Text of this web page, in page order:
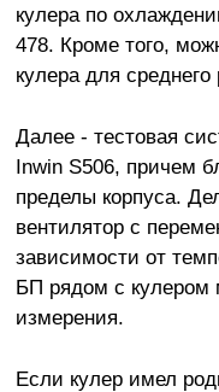
кулера по
478. Кроме того,
кулера для среднего
Далее - тестовая
Inwin S506, причем
пределы корпуса.
вентилятор с
зависимости от
БП рядом с кулером
измерения.
Если кулер имел